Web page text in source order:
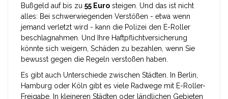
Bußgeld auf bis zu 55 Euro steigen. Und das ist nicht
alles: Bei schwerwiegenden Verstößen - etwa wenn
jemand verletzt wird - kann die Polizei den E-Roller
beschlagnahmen. Und Ihre Haftpflichtversicherung
könnte sich weigern, Schäden zu bezahlen, wenn Sie
bewusst gegen die Regeln verstoßen haben.
Es gibt auch Unterschiede zwischen Städten. In Berlin,
Hamburg oder Köln gibt es viele Radwege mit E-Roller-
Freigabe. In kleineren Städten oder ländlichen Gebieten